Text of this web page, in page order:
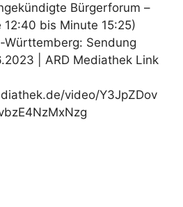
Bürgerforum –
bis Minute 15:25)
Württemberg: Sendung
| ARD Mediathek Link
video/Y3JpZDov